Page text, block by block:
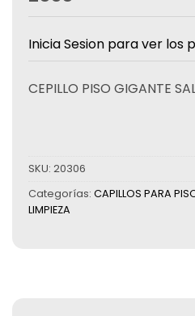
Inicia Sesion para ver los
CEPILLO PISO GIGANTE
SKU: 20306
Categorías: CAPILLOS PARA
LIMPIEZA